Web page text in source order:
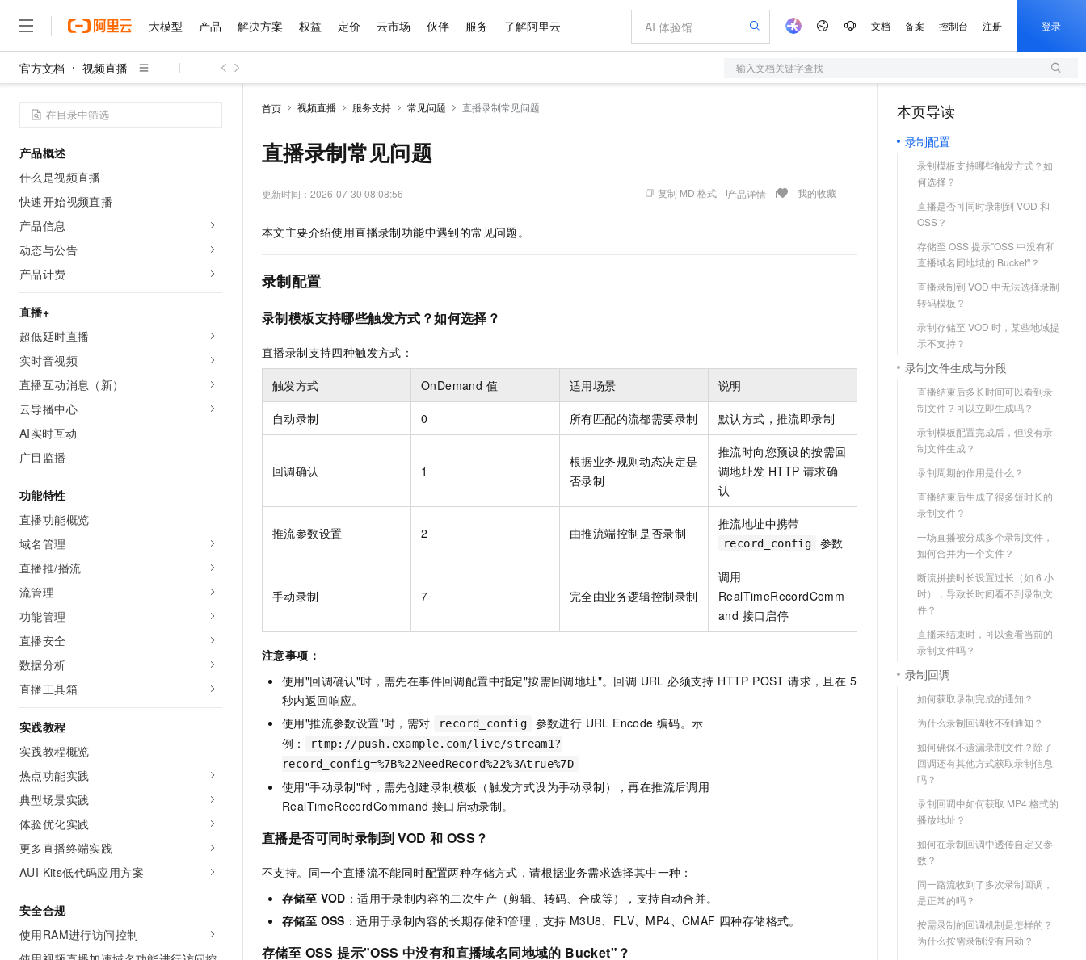
大模型 产品 解决方案 权益 定价 云市场 伙伴 服务 了解阿里云 文档 备案 控制台 注册 登录
官方文档 视频直播 输入文档关键字查找
产品概述
什么是视频直播
快速开始视频直播
产品信息
动态与公告
产品计费
直播+
超低延时直播
实时音视频
直播互动消息（新）
云导播中心
AI实时互动
广目监播
功能特性
直播功能概览
域名管理
直播推/播流
流管理
功能管理
直播安全
数据分析
直播工具箱
实践教程
实践教程概览
热点功能实践
典型场景实践
体验优化实践
更多直播终端实践
AUI Kits低代码应用方案
安全合规
使用RAM进行访问控制
首页 视频直播 服务支持 常见问题 直播录制常见问题
直播录制常见问题
更新时间： 2026-07-30 08:08:56 复制 MD 格式 产品详情 我的收藏
本文主要介绍使用直播录制功能中遇到的常见问题。
录制配置
录制模板支持哪些触发方式？如何选择？
直播录制支持四种触发方式：
触发方式 OnDemand 值 适用场景 说明
自动录制 0 所有匹配的流都需要录制 默认方式，推流即录制
回调确认 1
根据业务规则动态决定是
否录制
推流时向您预设的按需回
调地址发 HTTP 请求确
认
推流参数设置 2 由推流端控制是否录制
推流地址中携带
record_config 参数
手动录制 7 完全由业务逻辑控制录制
调用
RealTimeRecordComm
and 接口启停
注意事项：
使用"回调确认"时，需先在事件回调配置中指定"按需回调地址"。回调 URL 必须支持 HTTP POST 请求，且在 5
秒内返回响应。
使用"推流参数设置"时，需对
record_config
参数进行 URL Encode 编码。示
例：
rtmp://push.example.com/live/stream1?
record_config=%7B%22NeedRecord%22%3Atrue%7D
使用"手动录制"时，需先创建录制模板（触发方式设为手动录制），再在推流后调用
RealTimeRecordCommand 接口启动录制。
直播是否可同时录制到 VOD 和 OSS？
不支持。同一个直播流不能同时配置两种存储方式，请根据业务需求选择其中一种：
存储至 VOD ：适用于录制内容的二次生产（剪辑、转码、合成等），支持自动合并。
存储至 OSS ：适用于录制内容的长期存储和管理，支持 M3U8、FLV、MP4、CMAF 四种存储格式。
存储至 OSS 提示"OSS 中没有和直播域名同地域的 Bucket"？
本页导读
录制配置
录制模板支持哪些触发方式？如
何选择？
直播是否可同时录制到 VOD 和
OSS？
存储至 OSS 提示"OSS 中没有和
直播域名同地域的 Bucket"？
直播录制到 VOD 中无法选择录制
转码模板？
录制存储至 VOD 时，某些地域提
示不支持？
录制文件生成与分段
直播结束后多长时间可以看到录
制文件？可以立即生成吗？
录制模板配置完成后，但没有录
制文件生成？
录制周期的作用是什么？
直播结束后生成了很多短时长的
录制文件？
一场直播被分成多个录制文件，
如何合并为一个文件？
断流拼接时长设置过长（如 6 小
时），导致长时间看不到录制文
件？
直播未结束时，可以查看当前的
录制文件吗？
录制回调
如何获取录制完成的通知？
为什么录制回调收不到通知？
如何确保不遗漏录制文件？除了
回调还有其他方式获取录制信息
吗？
录制回调中如何获取 MP4 格式的
播放地址？
如何在录制回调中透传自定义参
数？
同一路流收到了多次录制回调，
是正常的吗？
按需录制的回调机制是怎样的？
为什么按需录制没有启动？
大模型
千问AI平台
能看、能想、能动手的多模态智能体模型
Qwen3-VL-Plus
视觉 Coding、空间感知、多模态思考等全面升级 1M上下文，专为长程任务能力而生 文戏情感细腻自然，动作戏激烈拳拳到肉，实现更强表演能力
语音识别与合成
Qwen3-TTS-Flash
离线语音合成大模型，多语言方言自适应，低延迟高稳定
Cosyvoice-V3-Flash
Fun-ASR
大模型服务
千问AI平台-Token Plan
在线体验全尺寸、多种模态的模型效果
AI 应用构建
大模型服务平台百炼-应用模版
丰富多元化的应用模版和解决方案
灵活可视化地构建企业级 Agent
大模型原生应用
Qoder HOT
面向真实软件的智能体编程平台
秒悟
云端极速 AI 应用创作平台
NEW
智能客服平台，对话机器人、对话分析、智能外呼
多模态内容创作工具，已接入 DeepSeek
大模型解决方案
快速部署 Dify，高效搭建 AI 应用
10 分钟在聊天系统中增加一个 AI 助手
在企业官网、通讯软件中为客户提供 AI 客服
10分钟微调：让0.6B模型媲美235B模型
即刻拥有 DeepSeek-R1 满血版
多模态数据信息提取
超强辅助，Bolt.diy 一步搞定创意建站
与 AI 智能体进行实时音视频通话
构建大模型应用的安全防护体系
通过阿里云安全产品对 AI 应用进行安全防护
产品
精选产品
计算
容器
存储
网络与CDN
安全
中间件
媒体服务
企业服务与云通信
域名与网站
终端用户计算
Serverless
开发工具
精选产品
大模型服务与应用平台
多元化、高性能、安全可靠的大模型服务
无影云电脑
随时随地安全接入的云上超级电脑
云解析DNS
云原生大数据计算服务 MaxCompute
人工智能平台 PAI
一站式AI开发、训练和推理服务
容器服务 Kubernetes 版 ACK
全托管，含MySQL、PostgreSQL、SQL Server、MariaDB多引擎
轻量应用服务器
数字证书管理服务（原SSL证书）
实现全站HTTPS，呈现可信的WEB访问
国内短信简单易用，安全可靠，秒级触达，全球覆盖200+国家和地区。
Data Agent 驱动的一站式 Data+AI 开发治理平台
解决方案
精选解决方案
互联网应用开发
大数据
现代化应用
安全
网络
可观测
上云与迁云
政企业务
精选解决方案
企业级Agent产品，直接交付可用成果
HappyHorse 打造一站式影视创作平台
可视化编排打通从文字构思到成片全链路闭环
快速拥有专属 OpenClaw
Hermes Agent，打造自进化智能体
自主进化，持久记忆，越用越聪明
轻松解锁专属 DeepSeek-V4-Pro
一句话生成原生可编辑精美 PPT 文稿
输入一句话想法, 轻松生成专业的 PPT
一键部署幻兽帕鲁游戏服务器 HOT
一键购买专属联机服务器，轻松开启游戏
漫剧工坊：一站式动画创作平台
快速生产连贯的高质量长漫剧
高效部署网站，快速应用到小程序
权益 普惠上云
云服务器38元/年起，超值低价云产品抢先购
推荐新用户得奖励，单订单最高返9万
云工开物
高校专属算力普惠，学生认证享300元代金券
免费试用
解决方案免费试用 新老同享
1亿+ 大模型 tokens 和 30+ 款产品免费体验
140+云产品 免费试用
大模型ACA认证体验
AI 特惠
Token Plan 模型订阅计划
Qwen3.8-Max 首发尝鲜，限时加量 10 倍，夜间低至2折
万小智 AI 建站低至 15元/月
夜间 5 折，Qwen/Meoo/TokenPlan 客户专享
AI 场景体验
从图文生成到视频创作，一键激活电商全链路生产力
AI智能应用，一键激活高效办公新体验
智能客服
AI 活动
AI 生产力先锋
先锋实践拓展 AI 生产力的边界
飞天发布时刻
所见，即是所愿
从基础到进阶，Agent 创客手把手教你
创新加速
上云场景组合购
覆盖90%+业务场景，专享组合折扣价
云聚AI 严选权益
精选AI产品，从模型到应用全链提效
AI 用量加速计划
新老同享，达量后返
定价 产品定价
了解云产品的定价详情
云上成本管理
管理和优化成本
价格计算器
自助选配和估算价格
配置报价器
阿里云 OPC 创新助力计划
Token 补贴，五大权
益加速 OPC 成功
云市场 精选商城
多端小程序
观测云
Tuya 物联网平台阿里云版
电子合同
畅捷通
Tableau 订阅
AI空中课堂在线直播课堂（旗舰版）
开发者生态解决方案
数据与 API
OCR 文字识别
快递物流查询
企业应用
CRM
基础软件
SUSE
建站小程序
定制建站
专业服务
SSL 证书
AI 应用及服务市场
自然语言处理
伙伴 成为销售伙伴
咨询伙伴
销售伙伴合作计划
无影生态合作计划
Consulting Partner 合作计划
成为产品伙伴 产品伙伴合作计划
服务生态伙伴
服务伙伴合作计划
Al MaaS 服务伙伴赋能合作
伙伴信用分合作计划
更多支持
查询合作伙伴
登录合作伙伴管理后台
服务 售前咨询
售后服务
自助服务
在线服务
短信专区
企业增值服务
企业成长
阿里云认证 开发者社区
我要反馈
了解阿里云 为什么选择阿里云
技术领先
分析师报告
研究报告与白皮书
天池大赛
AI 算法大赛
云开发大赛
最佳实践
看见新力量
市场活动
云工开物
科研合作
加入我们